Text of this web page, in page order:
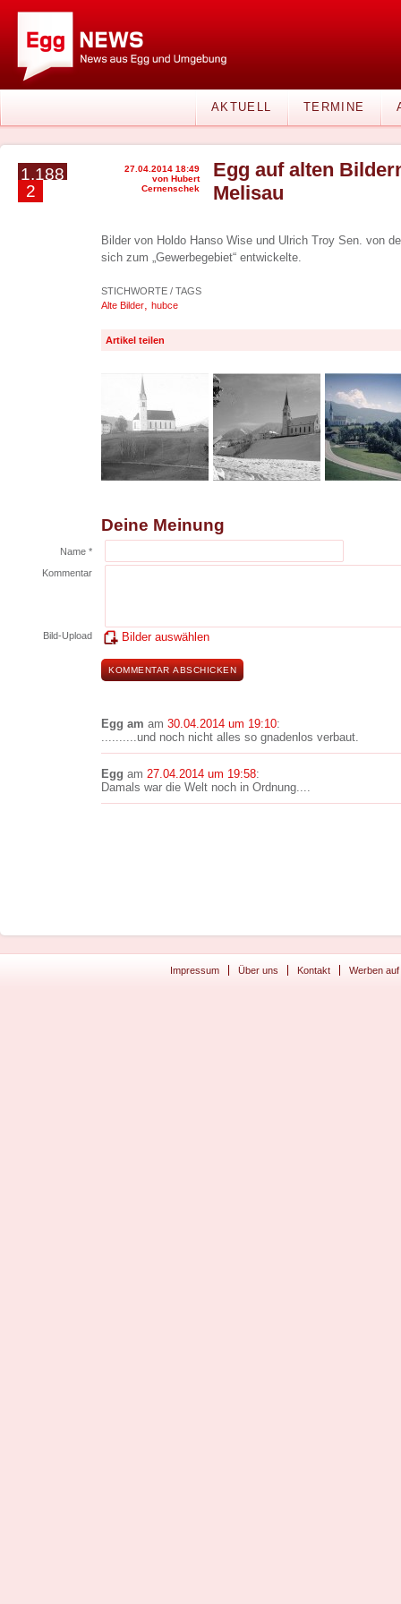
AKTUELL TERMINE
1.188
2
27.04.2014 18:49
von Hubert
Cernenschek
Egg auf alten
Melisau
Bilder von Holdo Hanso Wise und Ulrich Troy Sen. von
sich zum „Gewerbegebiet“ entwickelte.
STICHWORTE / TAGS
Alte Bilder, hubce
Artikel teilen
Deine Meinung
Name *
Kommentar
Bild-Upload Bilder auswählen
Egg am am 30.04.2014 um 19:10:
..........und noch nicht alles so gnadenlos verbaut.
Egg am 27.04.2014 um 19:58:
Damals war die Welt noch in Ordnung....
Impressum Über uns Kontakt Werben